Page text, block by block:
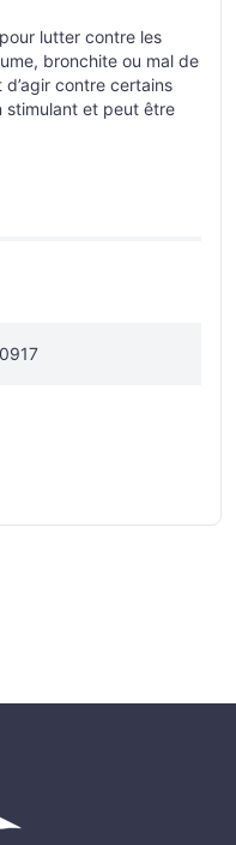
lutter contre les
bronchite ou mal de
contre certains
stimulant et peut être